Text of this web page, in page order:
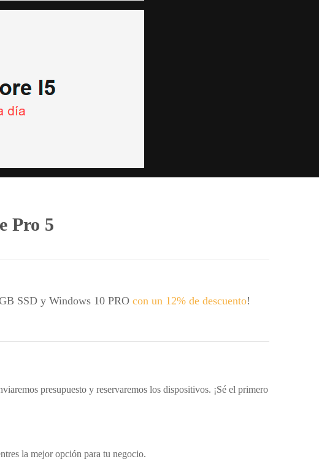
Pro 5
SSD y Windows 10 PRO con un 12% de descuento!
presupuesto y reservaremos los dispositivos. ¡Sé el primero
la mejor opción para tu negocio.